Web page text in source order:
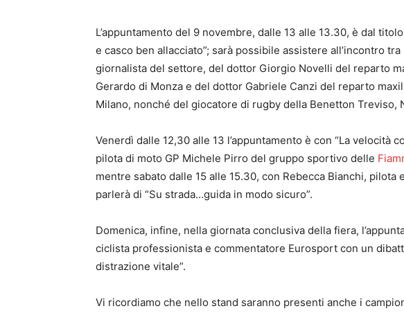
L’appuntamento del 9 novembre, dalle 13 alle 13.30, è dal
e casco ben allacciato”; sarà possibile assistere all’incontro
giornalista del settore, del dottor Giorgio Novelli del reparto
Gerardo di Monza e del dottor Gabriele Canzi del reparto
Milano, nonché del giocatore di rugby della Benetton Treviso,
Venerdì dalle 12,30 alle 13 l’appuntamento è con “La velocità
pilota di moto GP Michele Pirro del gruppo sportivo delle
mentre sabato dalle 15 alle 15.30, con Rebecca Bianchi,
parlerà di “Su strada…guida in modo sicuro”.
Domenica, infine, nella giornata conclusiva della fiera,
ciclista professionista e commentatore Eurosport con un
distrazione vitale”.
Vi ricordiamo che nello stand saranno presenti anche i